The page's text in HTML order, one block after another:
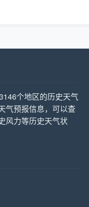
个地区的历史天气
气预报信息，可以查
风力等历史天气状